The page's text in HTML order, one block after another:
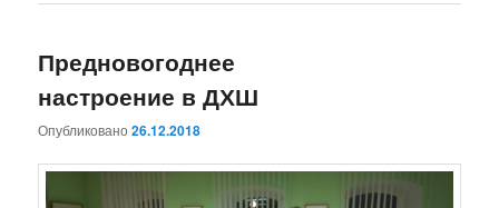
Предновогоднее
настроение в ДХШ
Опубликовано26.12.2018